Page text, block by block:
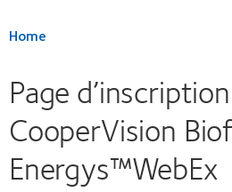
Home
Page d’inscription
CooperVision
Energys™WebEx